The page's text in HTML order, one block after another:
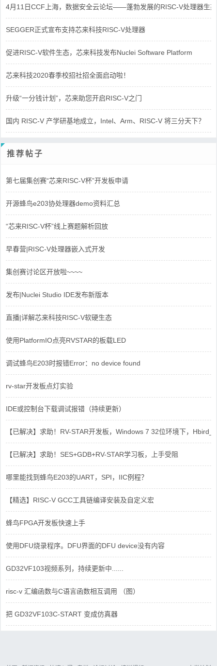
4月11日CCF上海，数据安全云论坛——蓬勃发展的RISC-V处理器生态
SEGGER正式宣布支持芯来科技RISC-V处理器
促进RISC-V软件生态，芯来科技发布Nuclei Software Platform
芯来科技2020春季校招社招全面启动啦！
升级“一分钱计划”，芯来助您开启RISC-V之门
国内 RISC-V 产学研基地成立，Intel、Arm、RISC-V 将三分天下？
推荐帖子
第七届集创赛“芯来RISC-V杯”开发板申请
开源蜂鸟e203协处理器demo资料汇总
“芯来RISC-V杯”线上赛题解析回放
早春营|RISC-V处理器嵌入式开发
集创赛讨论区开放啦~~~~
发布|Nuclei Studio IDE发布新版本
直播|详解芯来科技RISC-V软硬生态
使用PlatformIO点亮RVSTAR的板载LED
调试蜂鸟E203时报错Error：no device found
rv-star开发板点灯实验
IDE或控制台下载调试报错（持续更新）
【已解决】求助！RV-STAR开发板，Windows 7 32位环境下，
【已解决】求助！SES+GDB+RV-STAR学习板，上手受阻
哪里能找到蜂鸟E203的UART，SPI，IIC例程？
【精选】RISC-V GCC工具链编译安装及自定义宏
蜂鸟FPGA开发板快速上手
使用DFU烧录程序。DFU界面的DFU device没有内容
GD32VF103视频系列，持续更新中......
risc-v 汇编函数与C语言函数相互调用 （图）
把 GD32VF103C-START 变成仿真器